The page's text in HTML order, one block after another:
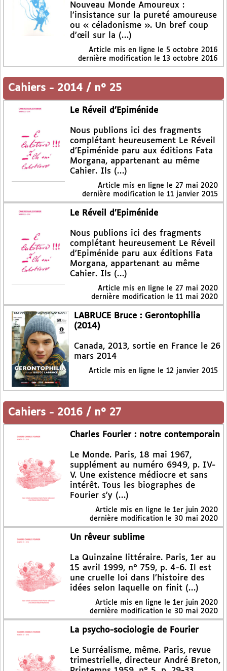
Nouveau Monde Amoureux :
l’insistance sur la pureté amoureuse
ou « céladonisme ». Un bref coup
d’œil sur la (…)
Article mis en ligne le 5 octobre 2016
dernière modification le 13 octobre 2016
Cahiers - 2014 / n° 25
Le Réveil d’Epiménide
Nous publions ici des fragments
complétant heureusement Le Réveil
d’Epiménide paru aux éditions Fata
Morgana, appartenant au même
Cahier. Ils (…)
Article mis en ligne le 27 mai 2020
dernière modification le 11 janvier 2015
Le Réveil d’Epiménide
Nous publions ici des fragments
complétant heureusement Le Réveil
d’Epiménide paru aux éditions Fata
Morgana, appartenant au même
Cahier. Ils (…)
Article mis en ligne le 27 mai 2020
dernière modification le 11 mai 2020
LABRUCE Bruce : Gerontophilia
(2014)
Canada, 2013, sortie en France le 26
mars 2014
Article mis en ligne le 12 janvier 2015
Cahiers - 2016 / n° 27
Charles Fourier : notre contemporain
Le Monde. Paris, 18 mai 1967,
supplément au numéro 6949, p. IV-
V. Une existence médiocre et sans
intérêt. Tous les biographes de
Fourier s’y (…)
Article mis en ligne le 1er juin 2020
dernière modification le 30 mai 2020
Un rêveur sublime
La Quinzaine littéraire. Paris, 1er au
15 avril 1999, n° 759, p. 4-6. Il est
une cruelle loi dans l’histoire des
idées selon laquelle on finit (…)
Article mis en ligne le 1er juin 2020
dernière modification le 30 mai 2020
La psycho-sociologie de Fourier
Le Surréalisme, même. Paris, revue
trimestrielle, directeur André Breton,